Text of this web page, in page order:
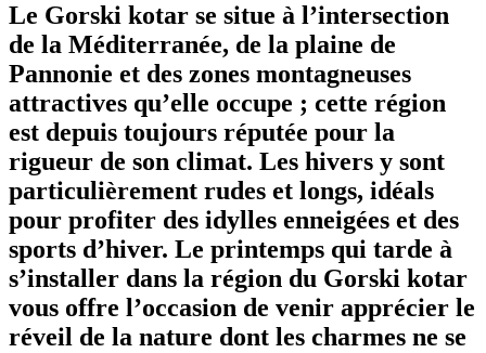
Le Gorski kotar se situe à l’intersection
de la Méditerranée, de la plaine de
Pannonie et des zones montagneuses
attractives qu’elle occupe ; cette région
est depuis toujours réputée pour la
rigueur de son climat. Les hivers y sont
particulièrement rudes et longs, idéals
pour profiter des idylles enneigées et des
sports d’hiver. Le printemps qui tarde à
s’installer dans la région du Gorski kotar
vous offre l’occasion de venir apprécier le
réveil de la nature dont les charmes ne se